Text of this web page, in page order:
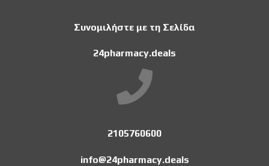
Συνομιλήστε με τη Σελίδα
24pharmacy.deals
2105760600
info@24pharmacy.deals